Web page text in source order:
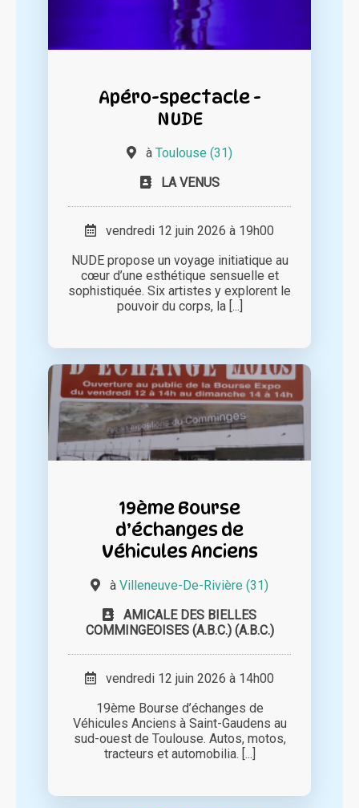
Apéro-spectacle -
NUDE
à Toulouse (31)
LA VENUS
vendredi 12 juin 2026 à 19h00
NUDE propose un voyage initiatique au
cœur d’une esthétique sensuelle et
sophistiquée. Six artistes y explorent le
pouvoir du corps, la [...]
19ème Bourse
d’échanges de
Véhicules Anciens
à Villeneuve-De-Rivière (31)
AMICALE DES BIELLES
COMMINGEOISES (A.B.C.) (A.B.C.)
vendredi 12 juin 2026 à 14h00
19ème Bourse d’échanges de
Véhicules Anciens à Saint-Gaudens au
sud-ouest de Toulouse. Autos, motos,
tracteurs et automobilia. [...]